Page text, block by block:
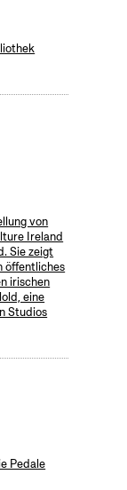
von
Ireland
Sie zeigt
öffentliches
irischen
eine
Studios
Pedale